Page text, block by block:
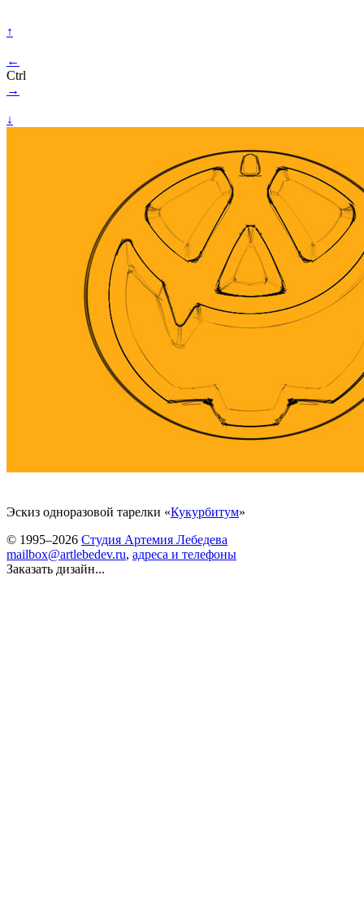
↑
←
Ctrl
→
↓
Эскиз одноразовой тарелки «Кукурбитум»
© 1995–2026 Студия Артемия Лебедева
mailbox@artlebedev.ru, адреса и телефоны
Заказать дизайн...